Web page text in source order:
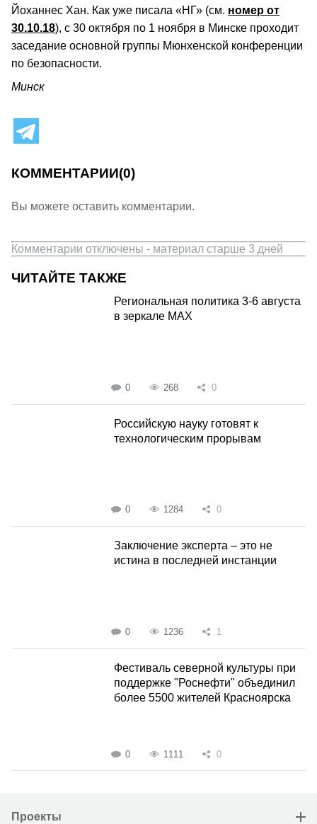
Йоханнес Хан. Как уже писала «НГ» (см. номер от
30.10.18), с 30 октября по 1 ноября в Минске проходит
заседание основной группы Мюнхенской конференции
по безопасности.
Минск
КОММЕНТАРИИ(0)
Вы можете оставить комментарии.
Комментарии отключены - материал старше 3 дней
ЧИТАЙТЕ ТАКЖЕ
Региональная политика 3-6 августа
в зеркале MAX
0 268 0
Российскую науку готовят к
технологическим прорывам
0 1284 0
Заключение эксперта – это не
истина в последней инстанции
0 1236 1
Фестиваль северной культуры при
поддержке "Роснефти" объединил
более 5500 жителей Красноярска
0 1111 0
Проекты